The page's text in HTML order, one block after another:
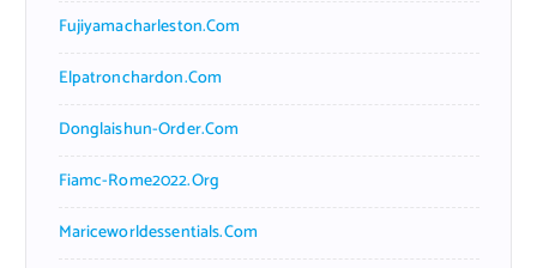
Fujiyamacharleston.com
Elpatronchardon.com
Donglaishun-Order.com
Fiamc-Rome2022.org
Mariceworldessentials.com